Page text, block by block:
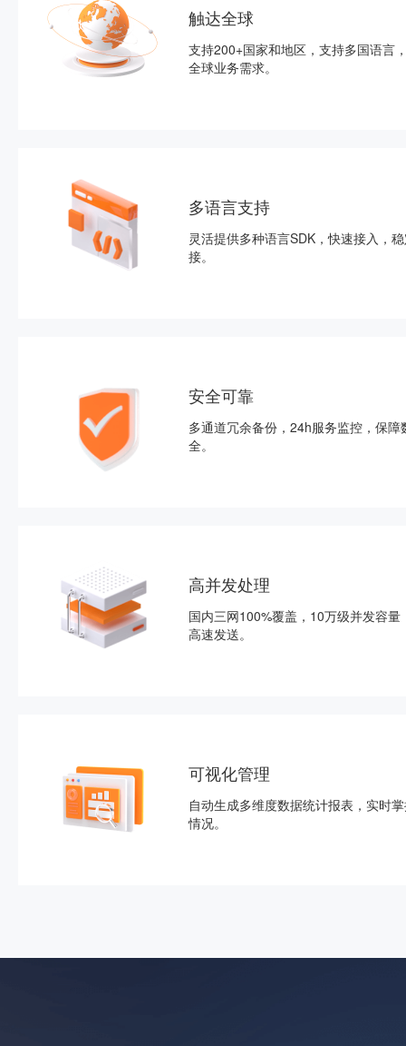
触达全球
支持200+国家和地区，支持多国语言
全球业务需求。
多语言支持
灵活提供多种语言SDK，快速接入，
接。
安全可靠
多通道冗余备份，24h服务监控，保障
全。
高并发处理
国内三网100%覆盖，10万级并发容量
高速发送。
可视化管理
自动生成多维度数据统计报表，实时
情况。